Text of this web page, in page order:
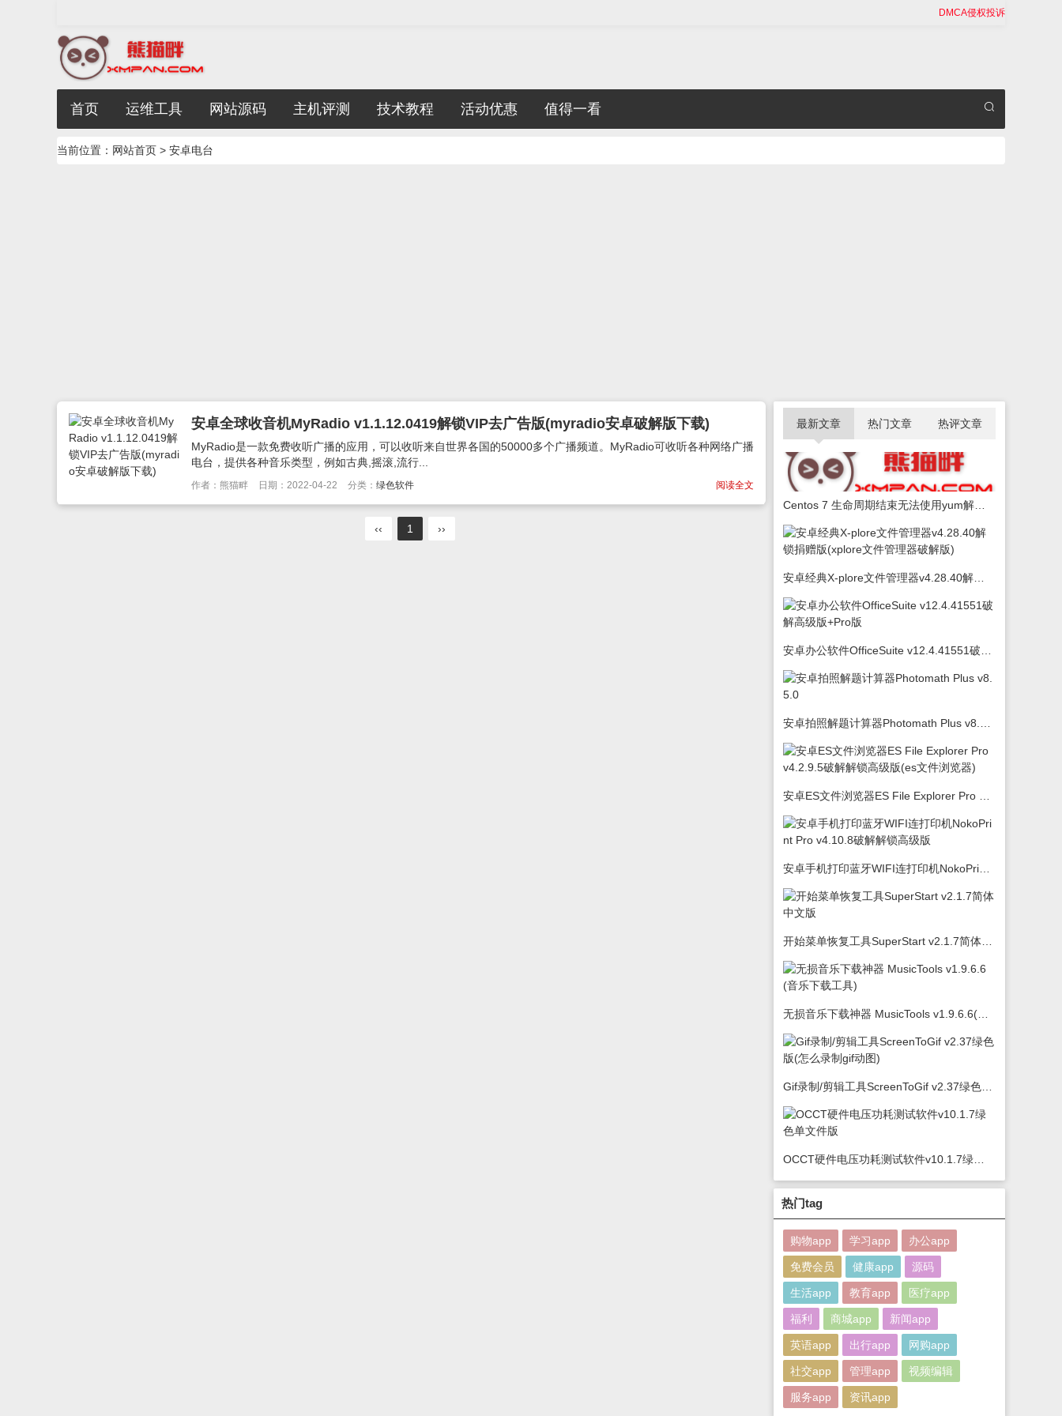
DMCA侵权投诉
首页 运维工具 网站源码 主机评测 技术教程 活动优惠 值得一看
当前位置： 网站首页 > 安卓电台
安卓全球收音机MyRadio v1.1.12.0419解锁VIP去广告版(myradio安卓破解版下载)
MyRadio是一款免费收听广播的应用，可以收听来自世界各国的50000多个广播频道。MyRadio可收听各种网络广播
电台，提供各种音乐类型，例如古典,摇滚,流行...
阅读全文
作者：熊猫畔 日期：2022-04-22 分类： 绿色软件
‹‹ 1 ››
最新文章 热门文章 热评文章
热门tag
购物app 学习app 办公app
免费会员 健康app 源码
生活app 教育app 医疗app
福利 商城app 新闻app
英语app 出行app 网购app
社交app 管理app 视频编辑
服务app 资讯app